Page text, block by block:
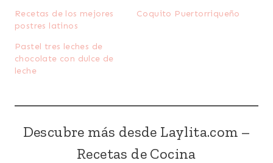
Recetas de los mejores
postres latinos
Coquito Puertorriqueño
Pastel tres leches de
chocolate con dulce de
leche
Descubre más desde Laylita.com –
Recetas de Cocina